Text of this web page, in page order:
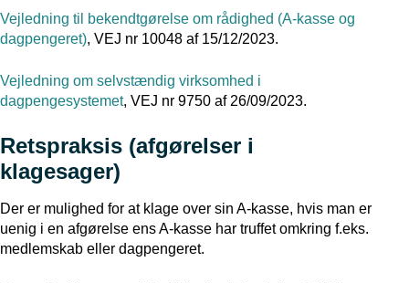
Vejledning til bekendtgørelse om rådighed (A-kasse og
dagpengeret), VEJ nr 10048 af 15/12/2023.
Vejledning om selvstændig virksomhed i
dagpengesystemet, VEJ nr 9750 af 26/09/2023.
Retspraksis (afgørelser i
klagesager)
Der er mulighed for at klage over sin A-kasse, hvis man er
uenig i en afgørelse ens A-kasse har truffet omkring f.eks.
medlemskab eller dagpengeret.